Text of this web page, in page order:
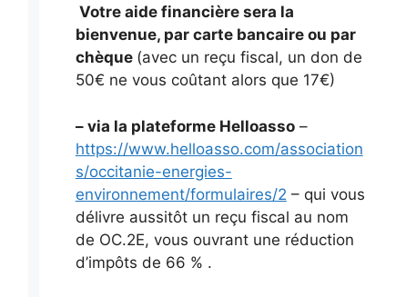
Votre aide financière sera la
bienvenue, par carte bancaire ou par
chèque (avec un reçu fiscal, un don de
50€ ne vous coûtant alors que 17€)
– via la plateforme Helloasso–
https://www.helloasso.com/association
s/occitanie-energies-
environnement/formulaires/2 – qui vous
délivre aussitôt un reçu fiscal au nom
de OC.2E, vous ouvrant une réduction
d’impôts de 66 % .